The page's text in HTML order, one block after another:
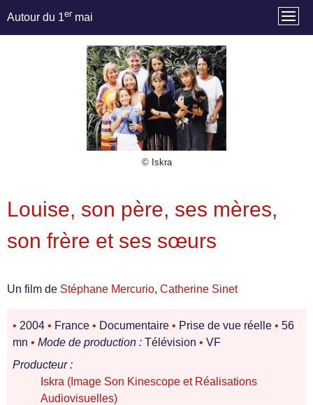
Autour du 1er mai
© Iskra
Louise, son père, ses mères,
son frère et ses sœurs
Un film de Stéphane Mercurio, Catherine Sinet
• 2004 • France • Documentaire • Prise de vue réelle • 56
mn • Mode de production : Télévision • VF
Producteur :
Iskra (Image Son Kinescope et Réalisations
Audiovisuelles)